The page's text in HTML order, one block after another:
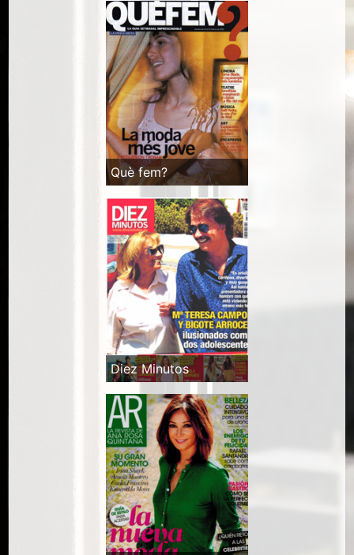
Què fem?
Diez Minutos